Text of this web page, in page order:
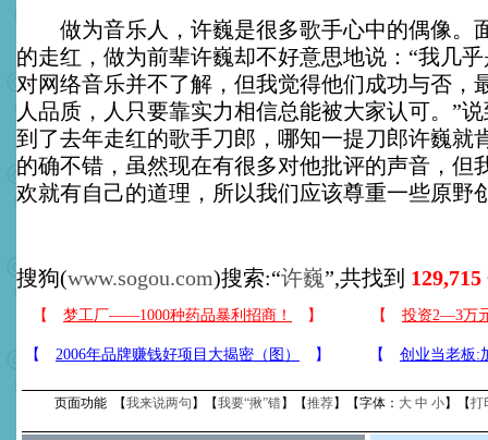
做为音乐人，许巍是很多歌手心中的偶像。
的走红，做为前辈许巍却不好意思地说：“我几
对网络音乐并不了解，但我觉得他们成功与否，
人品质，人只要靠实力相信总能被大家认可。”
到了去年走红的歌手刀郎，哪知一提刀郎许巍就
的确不错，虽然现在有很多对他批评的声音，但
欢就有自己的道理，所以我们应该尊重一些原野
搜狗(www.sogou.com)搜索:“许巍”,共找到 129,715
页面功能 【我来说两句 】【我要“揪”错】【推荐】【字体： 大 中 小】【打